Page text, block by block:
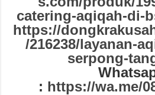
catering-aqiqah-di-
https://
/216238/layanan-
serpong-
: https://wa.me/